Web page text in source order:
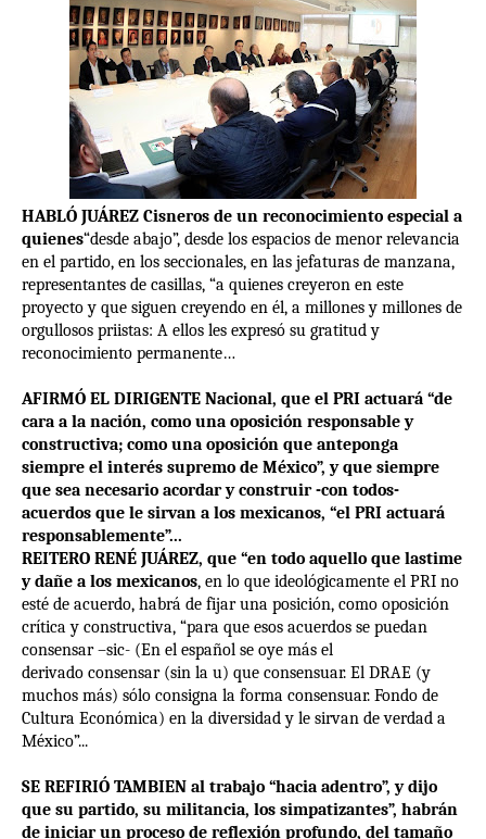
HABLÓ JUÁREZ Cisneros de un reconocimiento especial a
quienes“desde abajo”, desde los espacios de menor relevancia
en el partido, en los seccionales, en las jefaturas de manzana,
representantes de casillas, “a quienes creyeron en este
proyecto y que siguen creyendo en él, a millones y millones de
orgullosos priistas: A ellos les expresó su gratitud y
reconocimiento permanente…
AFIRMÓ EL DIRIGENTE Nacional, que el PRI actuará “de
cara a la nación, como una oposición responsable y
constructiva; como una oposición que anteponga
siempre el interés supremo de México”, y que siempre
que sea necesario acordar y construir -con todos-
acuerdos que le sirvan a los mexicanos, “el PRI actuará
responsablemente”...
REITERO RENÉ JUÁREZ, que “en todo aquello que lastime
y dañe a los mexicanos, en lo que ideológicamente el PRI no
esté de acuerdo, habrá de fijar una posición, como oposición
crítica y constructiva, “para que esos acuerdos se puedan
consensar –sic- (En el español se oye más el
derivado consensar (sin la u) que consensuar. El DRAE (y
muchos más) sólo consigna la forma consensuar. Fondo de
Cultura Económica) en la diversidad y le sirvan de verdad a
México”...
SE REFIRIÓ TAMBIEN al trabajo “hacia adentro”, y dijo
que su partido, su militancia, los simpatizantes”, habrán
de iniciar un proceso de reflexión profundo, del tamaño